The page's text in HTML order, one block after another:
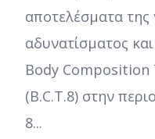
αποτελέσματα
αδυνατίσματος
Body
(B.C.T.8) στην
8...